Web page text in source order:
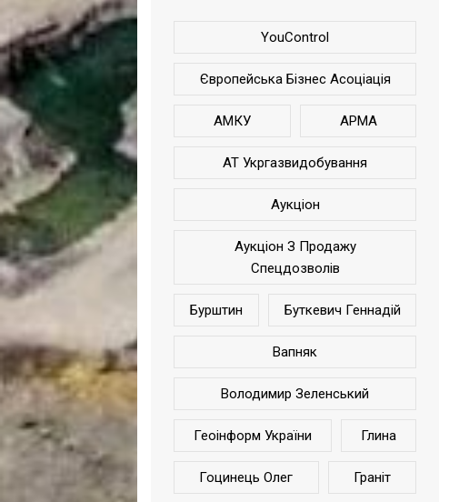
YouControl
Європейська Бізнес Асоціація
АМКУ АРМА
АТ Укргазвидобування
Аукціон
Аукціон З Продажу
Спецдозволів
Бурштин Буткевич Геннадій
Вапняк
Володимир Зеленський
Геоінформ України Глина
Гоцинець Олег Граніт